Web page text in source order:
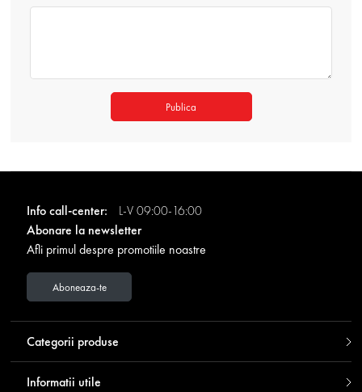
Publica
Info call-center:
L-V 09:00-16:00
Abonare la newsletter
Afli primul despre promotiile noastre
Aboneaza-te
Categorii produse
Informatii utile